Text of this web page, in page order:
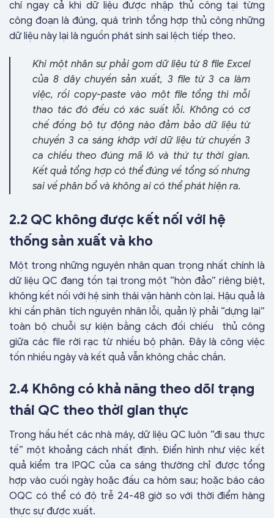
chí ngay cả khi dữ liệu được nhập thủ công tại từng
công đoạn là đúng, quá trình tổng hợp thủ công những
dữ liệu này lại là nguồn phát sinh sai lệch tiếp theo.
Khi một nhân sự phải gom dữ liệu từ 8 file Excel
của 8 dây chuyền sản xuất, 3 file từ 3 ca làm
việc, rồi copy-paste vào một file tổng thì mỗi
thao tác đó đều có xác suất lỗi. Không có cơ
chế đồng bộ tự động nào đảm bảo dữ liệu từ
chuyền 3 ca sáng khớp với dữ liệu từ chuyền 3
ca chiều theo đúng mã lô và thứ tự thời gian.
Kết quả tổng hợp có thể đúng về tổng số nhưng
sai về phân bổ và không ai có thể phát hiện ra.
2.2 QC không được kết nối với hệ
thống sản xuất và kho
Một trong những nguyên nhân quan trọng nhất chính là
dữ liệu QC đang tồn tại trong một “hòn đảo” riêng biệt,
không kết nối với hệ sinh thái vận hành còn lại. Hậu quả là
khi cần phân tích nguyên nhân lỗi, quản lý phải “dựng lại”
toàn bộ chuỗi sự kiện bằng cách đối chiếu thủ công
giữa các file rời rạc từ nhiều bộ phận. Đây là công việc
tốn nhiều ngày và kết quả vẫn không chắc chắn.
2.4 Không có khả năng theo dõi trạng
thái QC theo thời gian thực
Trong hầu hết các nhà máy, dữ liệu QC luôn “đi sau thực
tế” một khoảng cách nhất định. Điển hình như việc kết
quả kiểm tra IPQC của ca sáng thường chỉ được tổng
hợp vào cuối ngày hoặc đầu ca hôm sau; hoặc báo cáo
OQC có thể có độ trễ 24-48 giờ so với thời điểm hàng
thực sự được xuất.